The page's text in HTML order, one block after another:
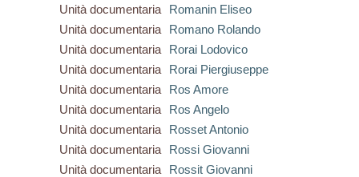
Unità documentaria
Romanin Eliseo
Unità documentaria
Romano Rolando
Unità documentaria
Rorai Lodovico
Unità documentaria
Rorai Piergiuseppe
Unità documentaria
Ros Amore
Unità documentaria
Ros Angelo
Unità documentaria
Rosset Antonio
Unità documentaria
Rossi Giovanni
Unità documentaria
Rossit Giovanni